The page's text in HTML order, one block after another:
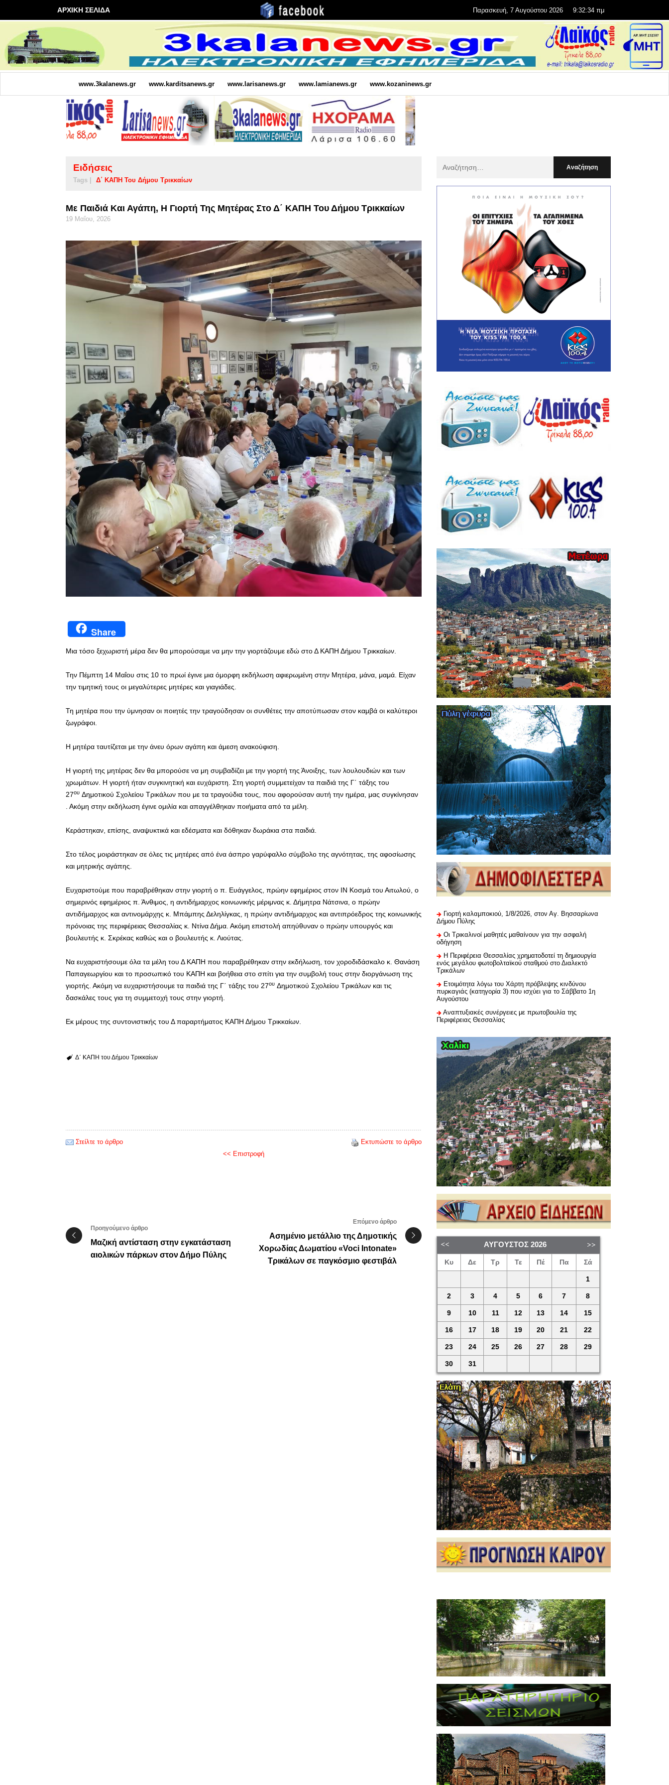
ΑΡΧΙΚΗ ΣΕΛΙΔΑ Παρασκευή, 7 Αυγούστου 2026 9:32:36 πμ
www.3kalanews.gr www.karditsanews.gr www.larisanews.gr www.lamianews.gr www.kozaninews.gr
Ειδήσεις
Tags | Δ΄ ΚΑΠΗ Του Δήμου Τρικκαίων
Με Παιδιά Και Αγάπη, Η Γιορτή Της Μητέρας Στο Δ΄ ΚΑΠΗ Του Δήμου Τρικκαίων
19 Μαΐου, 2026
Share
Μια τόσο ξεχωριστή μέρα δεν θα μπορούσαμε να μην την γιορτάζουμε εδώ στο Δ ΚΑΠΗ Δήμου Τρικκαίων.
Την Πέμπτη 14 Μαΐου στις 10 το πρωί έγινε μια όμορφη εκδήλωση αφιερωμένη στην Μητέρα, μάνα, μαμά. Είχαν
την τιμητική τους οι μεγαλύτερες μητέρες και γιαγιάδες.
Τη μητέρα που την ύμνησαν οι ποιητές την τραγούδησαν οι συνθέτες την αποτύπωσαν στον καμβά οι καλύτεροι
ζωγράφοι.
Η μητέρα ταυτίζεται με την άνευ όρων αγάπη και άμεση ανακούφιση.
Η γιορτή της μητέρας δεν θα μπορούσε να μη συμβαδίζει με την γιορτή της Άνοιξης, των λουλουδιών και των
χρωμάτων. Η γιορτή ήταν συγκινητική και ευχάριστη. Στη γιορτή συμμετείχαν τα παιδιά της Γ΄ τάξης του
27ου Δημοτικού Σχολείου Τρικάλων που με τα τραγούδια τους, που αφορούσαν αυτή την ημέρα, μας συγκίνησαν
. Ακόμη στην εκδήλωση έγινε ομιλία και απαγγέλθηκαν ποιήματα από τα μέλη.
Κεράστηκαν, επίσης, αναψυκτικά και εδέσματα και δόθηκαν δωράκια στα παιδιά.
Στο τέλος μοιράστηκαν σε όλες τις μητέρες από ένα άσπρο γαρύφαλλο σύμβολο της αγνότητας, της αφοσίωσης
και μητρικής αγάπης.
Ευχαριστούμε που παραβρέθηκαν στην γιορτή ο π. Ευάγγελος, πρώην εφημέριος στον ΙΝ Κοσμά του Αιτωλού, ο
σημερινός εφημέριος π. Άνθιμος, η αντιδήμαρχος κοινωνικής μέριμνας κ. Δήμητρα Νάτσινα, ο πρώην
αντιδήμαρχος και αντινομάρχης κ. Μπάμπης Δεληλίγκας, η πρώην αντιδήμαρχος και αντιπρόεδρος της κοινωνικής
πρόνοιας της περιφέρειας Θεσσαλίας κ. Ντίνα Δήμα. Ακόμη επιστολή απηύθυναν ο πρώην υπουργός και
βουλευτής κ. Σκρέκας καθώς και ο βουλευτής κ. Λιούτας.
Να ευχαριστήσουμε όλα τα μέλη του Δ ΚΑΠΗ που παραβρέθηκαν στην εκδήλωση, τον χοροδιδάσκαλο κ. Θανάση
Παπαγεωργίου και το προσωπικό του ΚΑΠΗ και βοήθεια στο σπίτι για την συμβολή τους στην διοργάνωση της
γιορτής. Ακόμη να ευχαριστήσουμε τα παιδιά της Γ΄ τάξης του 27ου Δημοτικού Σχολείου Τρικάλων και τις
δασκάλες τους για τη συμμετοχή τους στην γιορτή.
Εκ μέρους της συντονιστικής του Δ παραρτήματος ΚΑΠΗ Δήμου Τρικκαίων.
Δ΄ ΚΑΠΗ του Δήμου Τρικκαίων
Στείλτε το άρθρο
Εκτυπώστε το άρθρο
<< Επιστροφή
Προηγούμενο άρθρο
Μαζική αντίσταση στην εγκατάσταση
αιολικών πάρκων στον Δήμο Πύλης
Επόμενο άρθρο
Ασημένιο μετάλλιο της Δημοτικής
Χορωδίας Δωματίου «Voci Intonate»
Τρικάλων σε παγκόσμιο φεστιβάλ
:
Γιορτή καλαμποκιού, 1/8/2026, στον Αγ. Βησσαρίωνα
Δήμου Πύλης
Οι Τρικαλινοί μαθητές μαθαίνουν για την ασφαλή
οδήγηση
H Περιφέρεια Θεσσαλίας χρηματοδοτεί τη δημιουργία
ενός μεγάλου φωτοβολταϊκού σταθμού στο Διαλεκτό
Τρικάλων
Ετοιμότητα λόγω του Χάρτη πρόβλεψης κινδύνου
πυρκαγιάς (κατηγορία 3) που ισχύει για το Σάββατο 1η
Αυγούστου
Αναπτυξιακές συνέργειες με πρωτοβουλία της
Περιφέρειας Θεσσαλίας
ΑΎΓΟΥΣΤΟΣ 2026
Κυ Δε Τρ Τε Πέ Πα Σά
1
2 3 4 5 6 7 8
9 10 11 12 13 14 15
16 17 18 19 20 21 22
23 24 25 26 27 28 29
30 31